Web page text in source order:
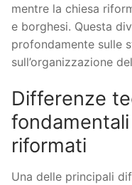
mentre la chiesa
e borghesi. Questa
profondamente sulle
sull’organizzazione
Differenze
riformati
Una delle principali